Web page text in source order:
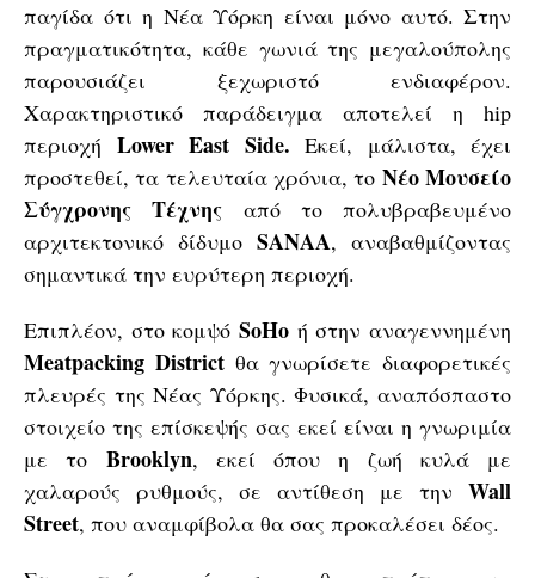
παγίδα ότι η Νέα Υόρκη είναι μόνο αυτό. Στην
πραγματικότητα, κάθε γωνιά της μεγαλούπολης
παρουσιάζει ξεχωριστό ενδιαφέρον.
Χαρακτηριστικό παράδειγμα αποτελεί η hip
περιοχή Lower East Side. Εκεί, μάλιστα, έχει
προστεθεί, τα τελευταία χρόνια, το Νέο Μουσείο
Σύγχρονης Τέχνης από το πολυβραβευμένο
αρχιτεκτονικό δίδυμο SANAA, αναβαθμίζοντας
σημαντικά την ευρύτερη περιοχή.
Επιπλέον, στο κομψό SoHo ή στην αναγεννημένη
Meatpacking Districtθα γνωρίσετε διαφορετικές
πλευρές της Νέας Υόρκης. Φυσικά, αναπόσπαστο
στοιχείο της επίσκεψής σας εκεί είναι η γνωριμία
με το Brooklyn, εκεί όπου η ζωή κυλά με
χαλαρούς ρυθμούς, σε αντίθεση με την Wall
Street, που αναμφίβολα θα σας προκαλέσει δέος.